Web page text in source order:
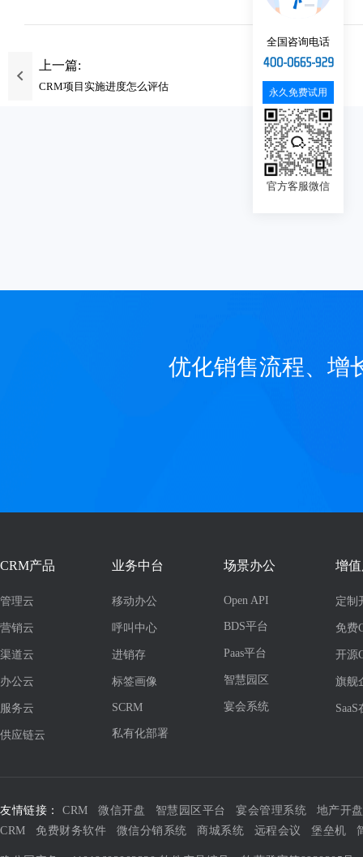
上一篇:
CRM项目实施进度怎么评估
优化销售流程、增
CRM产品
管理云
营销云
渠道云
办公云
服务云
供应链云
业务中台
移动办公
呼叫中心
进销存
标签画像
SCRM
私有化部署
场景办公
Open API
BDS平台
Paas平台
智慧园区
宴会系统
增
定制
免费
开源
旗舰
友情链接： CRM 微信开盘 智慧园区平台 宴会管理系统
地产开
CRM
免费财务软件 微信分销系统 商城系统 远程会议 堡垒机
全国咨询电话
永久免费试用
官方客服微信